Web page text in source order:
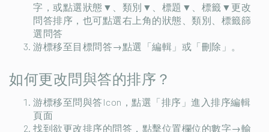
字，或點選狀態▼、類別▼、標題▼、標籤▼更改
問答排序，也可點選右上角的狀態、類別、標籤篩
選問答
游標移至目標問答→點選「編輯」或「刪除」。
如何更改問與答的排序？
游標移至問與答Icon，點選「排序」進入排序編輯
頁面
找到欲更改排序的問答，點擊位置欄位的數字→輸